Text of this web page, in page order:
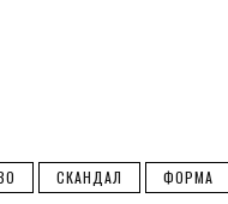
СКАНДАЛ ФОРМА